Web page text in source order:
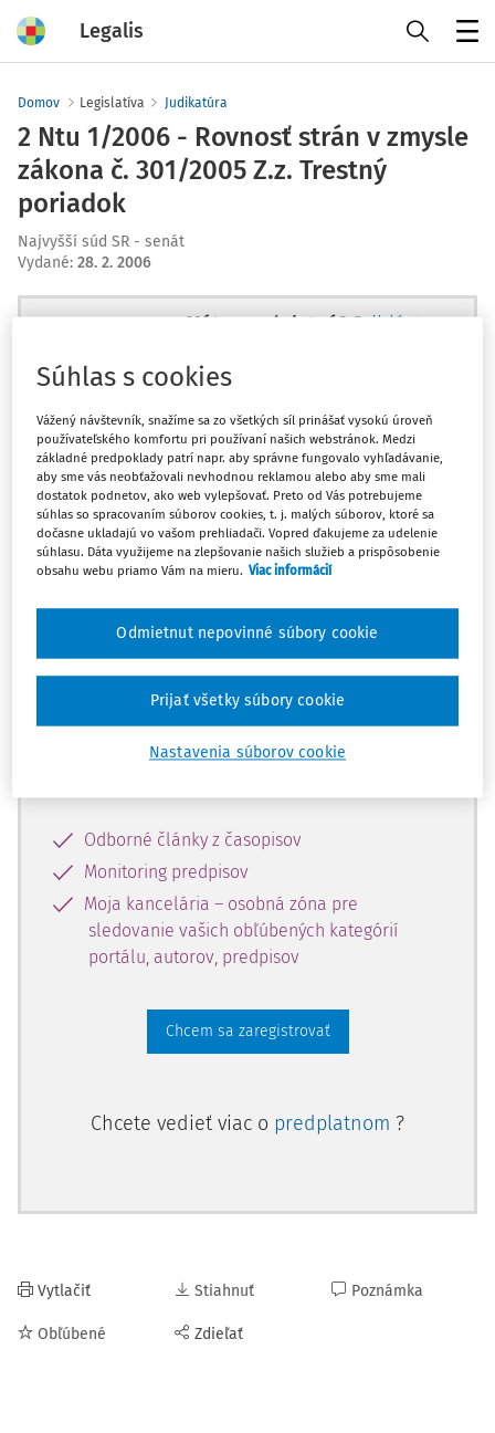
Legalis
Domov Legislatíva Judikatúra
2 Ntu 1/2006 - Rovnosť strán v zmysle
zákona č. 301/2005 Z.z. Trestný
poriadok
Najvyšší súd SR - senát
Vydané: 28. 2. 2006
Máte predplatné? Prihláste sa
Ups, zatiaľ ste si prečítali len
začiatok...
Celý odborný obsah z tejto oblasti je
dostupný predplatiteľom portálu.
Odomknite si prístup k odbornému
obsahu a získajte prístup na 10 dní
zdarma, stačí sa len zaregistrovať.
Vďaka registrácii získate prístup aj k
Odborné články z časopisov
Monitoring predpisov
Moja kancelária – osobná zóna pre
sledovanie vašich obľúbených kategórií
portálu, autorov, predpisov
Chcem sa zaregistrovať
Chcete vedieť viac o predplatnom ?
Vytlačiť
Obľúbené
Stiahnuť
Zdieľať
Poznámka
Súhlas s cookies
Vážený návštevník, snažíme sa zo všetkých síl prinášať vysokú úroveň
používateľského komfortu pri používaní našich webstránok. Medzi
základné predpoklady patrí napr. aby správne fungovalo vyhľadávanie,
aby sme vás neobťažovali nevhodnou reklamou alebo aby sme mali
dostatok podnetov, ako web vylepšovať. Preto od Vás potrebujeme
súhlas so spracovaním súborov cookies, t. j. malých súborov, ktoré sa
dočasne ukladajú vo vašom prehliadači. Vopred ďakujeme za udelenie
súhlasu. Dáta využijeme na zlepšovanie našich služieb a prispôsobenie
obsahu webu priamo Vám na mieru. Viac informácií
Nastavenia súborov cookie
Odmietnut nepovinné súbory cookie
Prijať všetky súbory cookie